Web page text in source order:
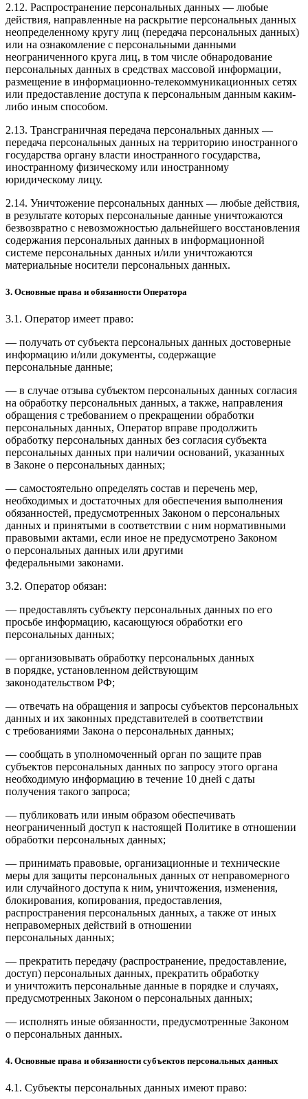
2.12. Распространение персональных данных — любые
действия, направленные на раскрытие персональных данных
неопределенному кругу лиц (передача персональных данных)
или на ознакомление с персональными данными
неограниченного круга лиц, в том числе обнародование
персональных данных в средствах массовой информации,
размещение в информационно-телекоммуникационных сетях
или предоставление доступа к персональным данным каким-
либо иным способом.
2.13. Трансграничная передача персональных данных —
передача персональных данных на территорию иностранного
государства органу власти иностранного государства,
иностранному физическому или иностранному
юридическому лицу.
2.14. Уничтожение персональных данных — любые действия,
в результате которых персональные данные уничтожаются
безвозвратно с невозможностью дальнейшего восстановления
содержания персональных данных в информационной
системе персональных данных и/или уничтожаются
материальные носители персональных данных.
3. Основные права и обязанности Оператора
3.1. Оператор имеет право:
— получать от субъекта персональных данных достоверные
информацию и/или документы, содержащие
персональные данные;
— в случае отзыва субъектом персональных данных согласия
на обработку персональных данных, а также, направления
обращения с требованием о прекращении обработки
персональных данных, Оператор вправе продолжить
обработку персональных данных без согласия субъекта
персональных данных при наличии оснований, указанных
в Законе о персональных данных;
— самостоятельно определять состав и перечень мер,
необходимых и достаточных для обеспечения выполнения
обязанностей, предусмотренных Законом о персональных
данных и принятыми в соответствии с ним нормативными
правовыми актами, если иное не предусмотрено Законом
о персональных данных или другими
федеральными законами.
3.2. Оператор обязан:
— предоставлять субъекту персональных данных по его
просьбе информацию, касающуюся обработки его
персональных данных;
— организовывать обработку персональных данных
в порядке, установленном действующим
законодательством РФ;
— отвечать на обращения и запросы субъектов персональных
данных и их законных представителей в соответствии
с требованиями Закона о персональных данных;
— сообщать в уполномоченный орган по защите прав
субъектов персональных данных по запросу этого органа
необходимую информацию в течение 10 дней с даты
получения такого запроса;
— публиковать или иным образом обеспечивать
неограниченный доступ к настоящей Политике в отношении
обработки персональных данных;
— принимать правовые, организационные и технические
меры для защиты персональных данных от неправомерного
или случайного доступа к ним, уничтожения, изменения,
блокирования, копирования, предоставления,
распространения персональных данных, а также от иных
неправомерных действий в отношении
персональных данных;
— прекратить передачу (распространение, предоставление,
доступ) персональных данных, прекратить обработку
и уничтожить персональные данные в порядке и случаях,
предусмотренных Законом о персональных данных;
— исполнять иные обязанности, предусмотренные Законом
о персональных данных.
4. Основные права и обязанности субъектов персональных данных
4.1. Субъекты персональных данных имеют право: